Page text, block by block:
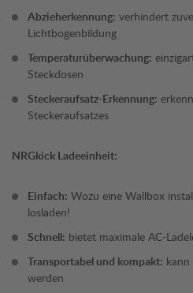
Abzieherkennung: verhindert
Lichtbogenbildung
Temperaturüberwachung:
Steckdosen
Steckeraufsatz-Erkennung:
Steckeraufsatzes
NRGkick Ladeeinheit:
Einfach: Wozu eine Wallbox
losladen!
Schnell: bietet maximale AC-
Transportabel und kompakt:
werden